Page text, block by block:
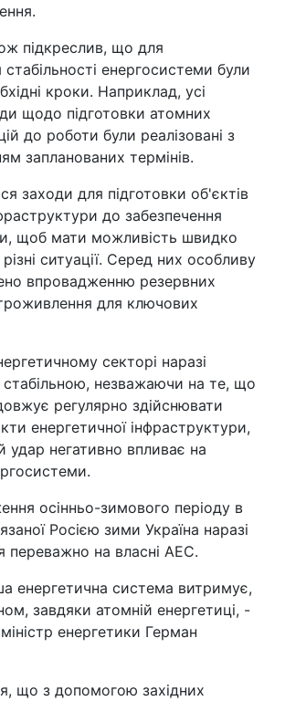
підкреслив, що для
стабільності енергосистеми були
кроки. Наприклад, усі
щодо підготовки атомних
до роботи були реалізовані з
запланованих термінів.
заходи для підготовки об'єктів
до забезпечення
щоб мати можливість швидко
ситуації. Серед них особливу
впровадженню резервних
для ключових
секторі наразі
незважаючи на те, що
регулярно здійснювати
енергетичної інфраструктури,
удар негативно впливає на
осінньо-зимового періоду в
Росією зими Україна наразі
переважно на власні АЕС.
енергетична система витримує,
завдяки атомній енергетиці, -
енергетики Герман
що з допомогою західних